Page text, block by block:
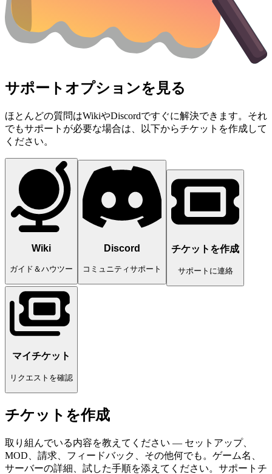
サポートオプションを見る
ほとんどの質問はWikiやDiscordですぐに解決できます。それ
でもサポートが必要な場合は、以下からチケットを作成して
ください。
Wiki
ガイド＆ハウツー
Discord
コミュニティサポート
チケットを作成
サポートに連絡
マイチケット
リクエストを確認
チケットを作成
取り組んでいる内容を教えてください — セットアップ、
MOD、請求、フィードバック、その他何でも。ゲーム名、
サーバーの詳細、試した手順を添えてください。サポートチ